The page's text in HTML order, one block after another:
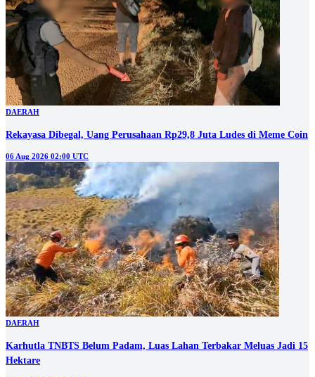
DAERAH
Rekayasa Dibegal, Uang Perusahaan Rp29,8 Juta Ludes di Meme Coin
06 Aug 2026 02:00 UTC
DAERAH
Karhutla TNBTS Belum Padam, Luas Lahan Terbakar Meluas Jadi 15
Hektare